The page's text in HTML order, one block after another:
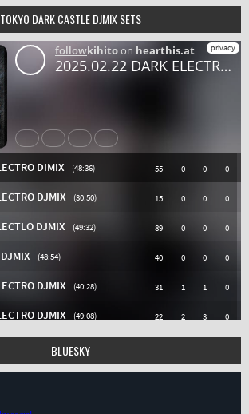
TOKYO DARK CASTLE DJMIX SETS
BLUESKY